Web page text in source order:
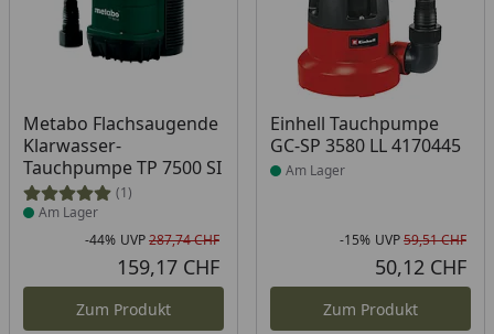
Metabo Flachsaugende
Klarwasser-
Tauchpumpe TP 7500 SI
(1)
Produkt am Lager
Am Lager
Rabatt in Prozent
-44%
Ursprünglicher Preis
UVP287,74 CHF
159,17 CHF
Zum Produkt
Einhell Tauchpumpe
GC-SP 3580 LL 4170445
Produkt am Lager
Am Lager
-15% UVP59,51 CHF
50,12 CHF
Zum Produkt